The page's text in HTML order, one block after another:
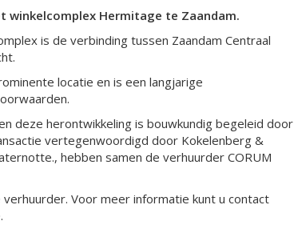
winkelcomplex Hermitage te Zaandam.
is de verbinding tussen Zaandam Centraal
locatie en is een langjarige
deze herontwikkeling is bouwkundig begeleid door
vertegenwoordigd door Kokelenberg &
hebben samen de verhuurder CORUM
verhuurder. Voor meer informatie kunt u contact